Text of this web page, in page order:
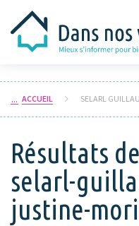
ACCUEIL
Résultats
selarl-
justine-